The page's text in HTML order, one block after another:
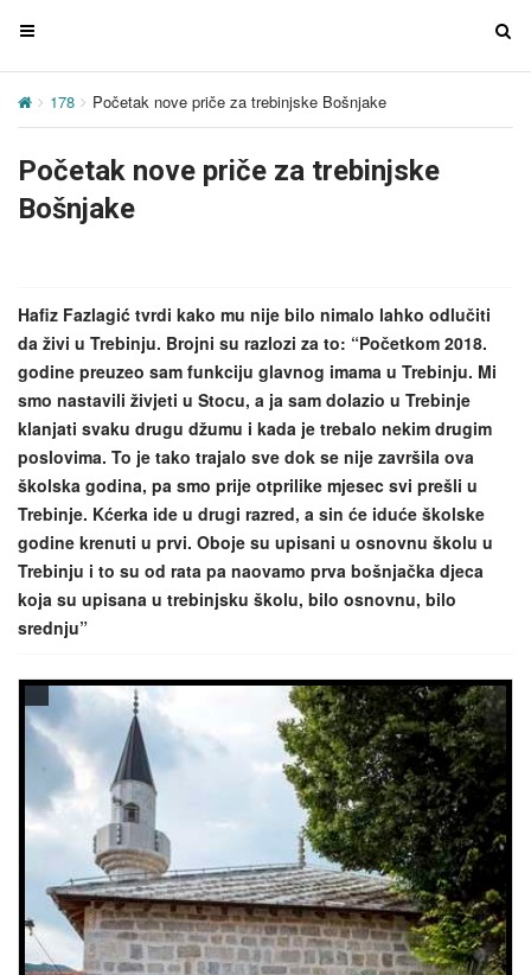
T
g
e
n
g
a
t
i
o
n
T
t
178 Početak nove priče za trebinjske Bošnjake
Početak nove priče za trebinjske
Bošnjake
Hafiz Fazlagić tvrdi kako mu nije bilo nimalo lahko odlučiti
da živi u Trebinju. Brojni su razlozi za to: “Početkom 2018.
godine preuzeo sam funkciju glavnog imama u Trebinju. Mi
smo nastavili živjeti u Stocu, a ja sam dolazio u Trebinje
klanjati svaku drugu džumu i kada je trebalo nekim drugim
poslovima. To je tako trajalo sve dok se nije završila ova
školska godina, pa smo prije otprilike mjesec svi prešli u
Trebinje. Kćerka ide u drugi razred, a sin će iduće školske
godine krenuti u prvi. Oboje su upisani u osnovnu školu u
Trebinju i to su od rata pa naovamo prva bošnjačka djeca
koja su upisana u trebinjsku školu, bilo osnovnu, bilo
srednju”